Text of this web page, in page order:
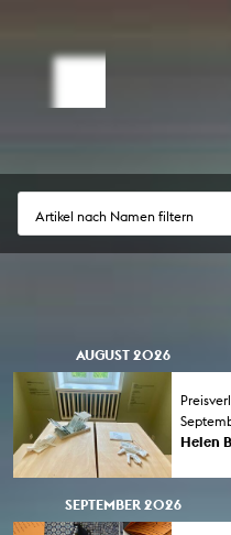
Artikel nach Namen filtern
AUGUST 2026
Helen
Die
SEPTEMBER 2026